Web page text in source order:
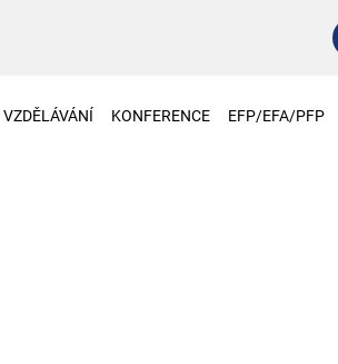
VZDĚLÁVÁNÍ KONFERENCE EFP/EFA/PFP